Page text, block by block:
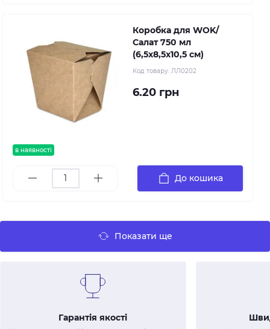
в наявності
Коробка для WOK/
Салат 750 мл
(6,5х8,5х10,5 см)
Код товару: ЛЛ0202
6.20 грн
До кошика
Показати ще
Гарантія якості